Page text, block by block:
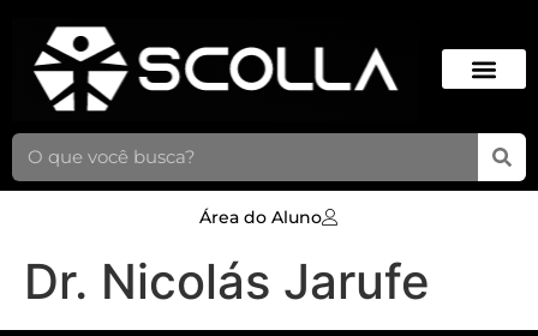
Área do Aluno
Dr. Nicolás Jarufe